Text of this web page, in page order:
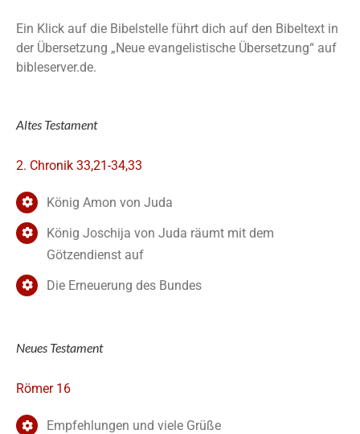
Ein Klick auf die Bibelstelle führt dich auf den Bibeltext in
der Übersetzung „Neue evangelistische Übersetzung“ auf
bibleserver.de.
Altes Testament
2. Chronik 33,21-34,33
König Amon von Juda
König Joschija von Juda räumt mit dem
Götzendienst auf
Die Erneuerung des Bundes
Neues Testament
Römer 16
Empfehlungen und viele Grüße